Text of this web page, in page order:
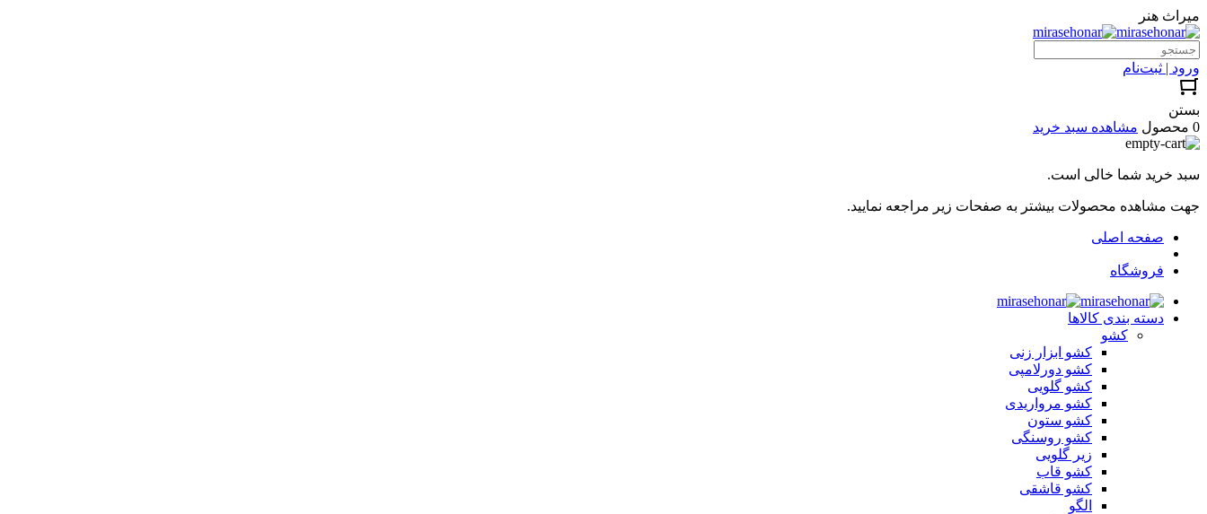
میراث هنر
ورود | ثبت‌نام
بستن
0 محصول
مشاهده سبد خرید
سبد خرید شما خالی است.
جهت مشاهده محصولات بیشتر به صفحات زیر مراجعه نمایید.
صفحه اصلی
فروشگاه
دسته بندی کالاها
کشو
کشو ابزار زنی
کشو دورلامپی
کشو گلویی
کشو مرواریدی
کشو ستون
کشو روسنگی
زیر گلویی
کشو قاب
کشو قاشقی
الگو